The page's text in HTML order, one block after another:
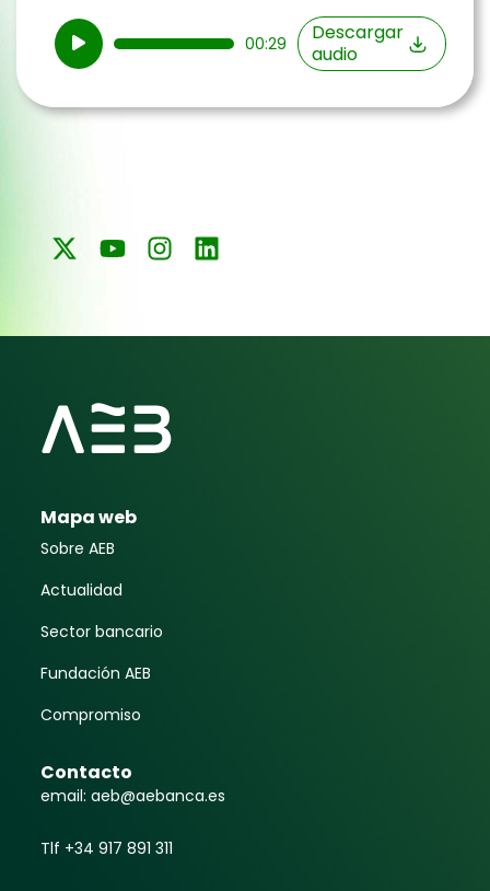
Reproductor
de
00:29
Descargar
audio
Mapa web
Sobre AEB
Actualidad
Sector bancario
Fundación AEB
Compromiso
Contacto
email: aeb@aebanca.es
Tlf +34 917 891 311